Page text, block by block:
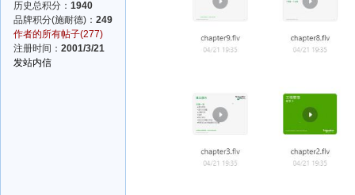
历史总积分： 1940
品牌积分(施耐德)： 249
作者的所有帖子(277)
注册时间： 2001/3/21
发站内信